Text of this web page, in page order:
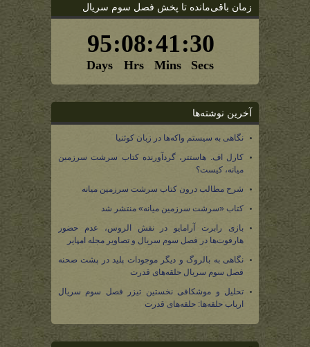
زمان باقی‌مانده تا پخش فصل سوم سریال
آخرین نوشته‌ها
نگاهی به سیستم واکه‌ها در زبان کوئنیا
کارل اف. هاستتر، گردآورنده کتاب سرشت سرزمین
میانه، کیست؟
شرح مطالب درون کتاب سرشت سرزمین میانه
کتاب «سرشت سرزمین میانه» منتشر شد
بازی رابرت آرامایو در نقش الروس، عدم حضور
هارفوت‌ها در فصل سوم سریال و تصاویر مجله امپایر
نگاهی به بالروگ و دیگر موجودات پلید در پشت صحنه
فصل سوم سریال حلقه‌های قدرت
تحلیل و موشکافی نخستین تیزر فصل سوم سریال
ارباب حلقه‌ها: حلقه‌های قدرت